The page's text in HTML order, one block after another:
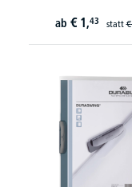
ab € 1,43 statt€